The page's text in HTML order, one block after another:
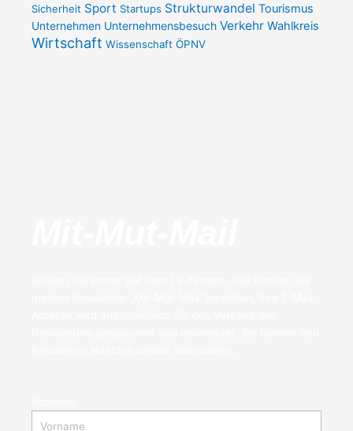
Sicherheit Sport Startups Strukturwandel Tourismus
Unternehmen Unternehmensbesuch Verkehr Wahlkreis
Wirtschaft Wissenschaft ÖPNV